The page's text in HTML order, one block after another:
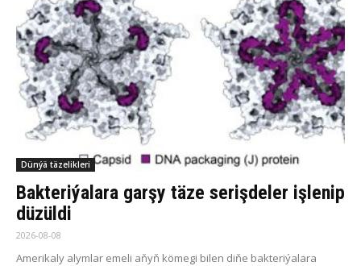
Dünýä täzelikleri
Bakteriýalara garşy täze serişdeler işlenip
düzüldi
2026-08-08
Amerikaly alymlar emeli aňyň kömegi bilen diňe bakteriýalara